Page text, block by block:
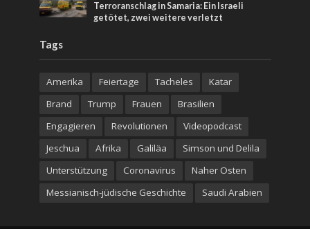
Terroranschlag in Samaria: Ein Israeli
getötet, zwei weitere verletzt
Tags
Amerika Feiertage Tacheles
Katar
Brand
Trump Frauen
Brasilien
Engagieren
Revolutionen
Videopodcast
Jeschua
Afrika Galiläa
Simson und Delila
Unterstützung
Coronavirus
Naher Osten
Messianisch-jüdische Geschichte
Saudi Arabien